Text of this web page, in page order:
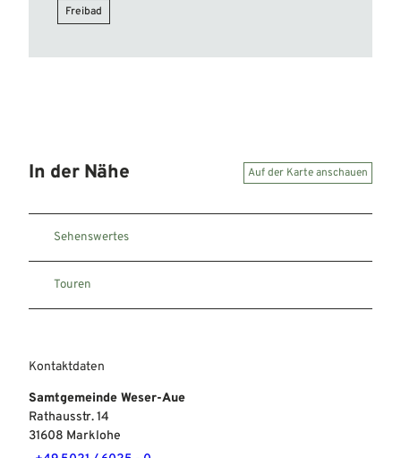
Freibad
In der Nähe Auf der Karte anschauen
Sehenswertes
Touren
Kontaktdaten
Samtgemeinde Weser-Aue
Rathausstr. 14
31608 Marklohe